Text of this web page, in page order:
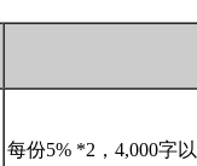
每份5% *2，4,000字